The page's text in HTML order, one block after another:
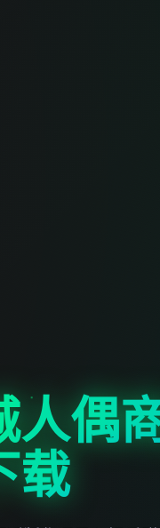
人偶
载